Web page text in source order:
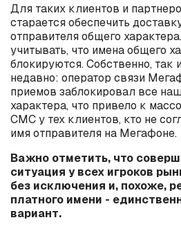
Для таких клиентов и
старается обеспечить
отправителя общего
учитывать, что имена общего
блокируются. Собственно, так
недавно: оператор связи
приемов заблокировал все
характера, что привело к
СМС у тех клиентов, кто не
имя отправителя на Мегафоне.
Важно отметить, что
ситуация у всех игроков
без исключения и, похоже,
платного имени -
вариант.